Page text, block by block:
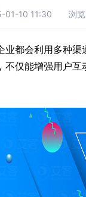
01-10 11:30 浏览
业都会利用多种
不仅能增强用户